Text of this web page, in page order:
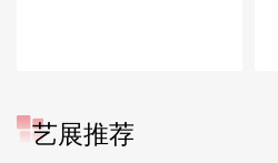
艺展推荐